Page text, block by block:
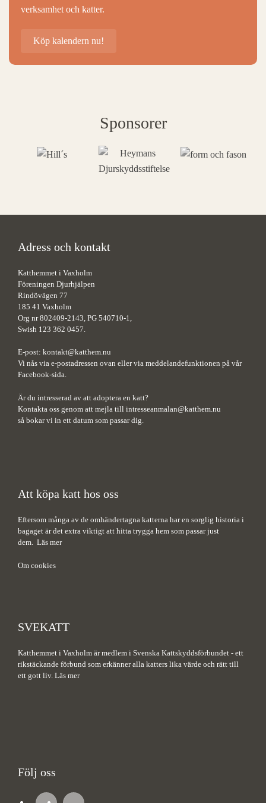
verksamhet och katter.
Köp kalendern nu!
Sponsorer
Adress och kontakt
Katthemmet i Vaxholm
Föreningen Djurhjälpen
Rindövägen 77
185 41 Vaxholm
Org nr 802409-2143, PG 540710-1,
Swish 123 362 0457.
E-post: kontakt@katthem.nu
Vi nås via e-postadressen ovan eller via meddelandefunktionen på vår
Facebook-sida.
Är du intresserad av att adoptera en katt?
Kontakta oss genom att mejla till intresseanmalan@katthem.nu
så bokar vi in ett datum som passar dig.
Att köpa katt hos oss
Eftersom många av de omhändertagna katterna har en sorglig historia i
bagaget är det extra viktigt att hitta trygga hem som passar just
dem. Läs mer
Om cookies
SVEKATT
Katthemmet i Vaxholm är medlem i Svenska Kattskyddsförbundet - ett
rikstäckande förbund som erkänner alla katters lika värde och rätt till
ett gott liv. Läs mer
Följ oss